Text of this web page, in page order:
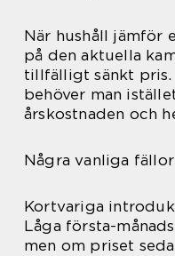
När hushåll jämför
på den aktuella
tillfälligt sänkt
behöver man
årskostnaden och
Några vanliga
Kortvariga
Låga första-
men om priset